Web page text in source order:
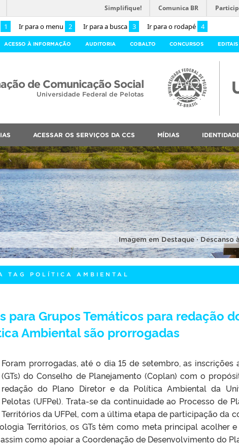
1 Ir para o menu 2 Ir para a busca 3 Ir para o rodapé 4
Simplifique! Comunica BR
ACESSO À INFORMAÇÃO AUDITORIA COBALTO CONCURSOS EDITAIS
de Comunicação Social
Universidade Federal de Pelotas
ACESSAR OS SERVIÇOS DA CCS MÍDIAS
Imagem em Destaque ·
TAG POLÍTICA AMBIENTAL
para Grupos Temáticos para redação
Ambiental são prorrogadas
Foram prorrogadas, até o dia 15 de setembro, as inscrições
(GTs) do Conselho de Planejamento (Coplan) com o
redação do Plano Diretor e da Política Ambiental da
Pelotas (UFPel). Trata-se da continuidade ao Processo de
Territórios da UFPel, com a última etapa de participação da
Territórios, os GTs têm como meta principal acolher
como apoiar a Coordenação de Desenvolvimento do